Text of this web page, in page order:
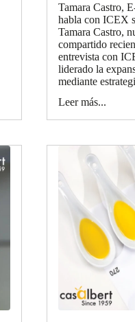
Tamara Castro,
habla con ICEX
Tamara Castro,
compartido
entrevista con
liderado la
mediante
Leer más...